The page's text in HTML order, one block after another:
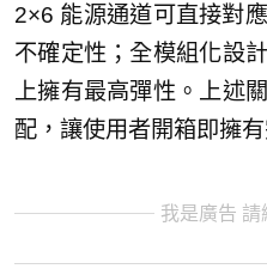
2×6 能源通道可直接對
不確定性；全模組化設
上擁有最高彈性。上述
配，讓使用者開箱即擁
我是廣告 請